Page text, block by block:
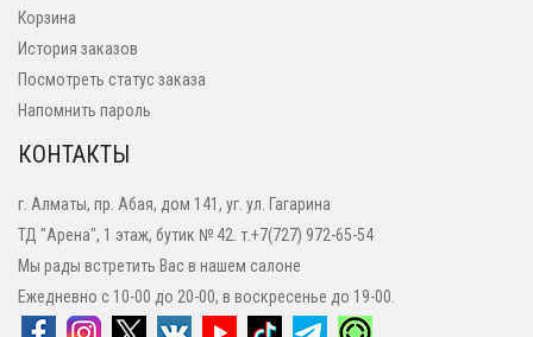
Корзина
История заказов
Посмотреть статус заказа
Напомнить пароль
КОНТАКТЫ
г. Алматы, пр. Абая, дом 141, уг. ул. Гагарина
ТД "Арена", 1 этаж, бутик № 42. т.+7(727) 972-65-54
Мы рады встретить Вас в нашем салоне
Ежедневно с 10-00 до 20-00, в воскресенье до 19-00.